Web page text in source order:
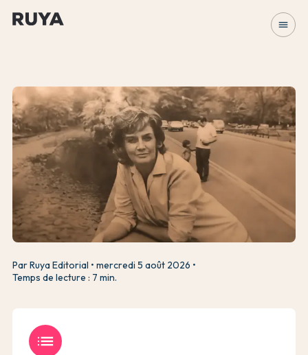
menu
Par Ruya Editorial
mercredi 5 août 2026
Temps de lecture : 7 min.
list